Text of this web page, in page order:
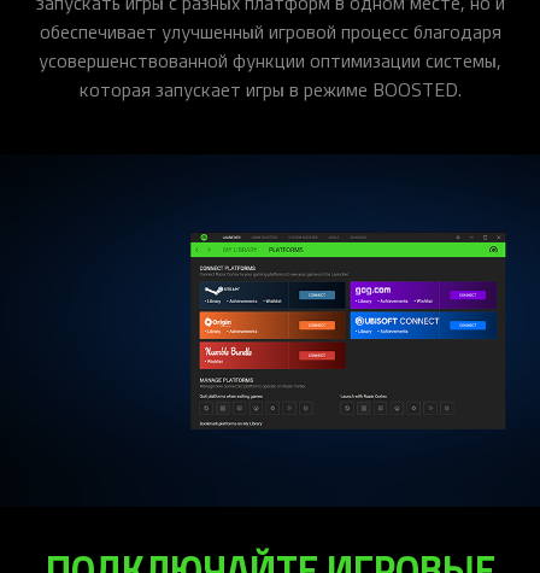
обеспечивает улучшенный игровой процесс благодаря
усовершенствованной функции оптимизации системы,
которая запускает игры в режиме BOOSTED.